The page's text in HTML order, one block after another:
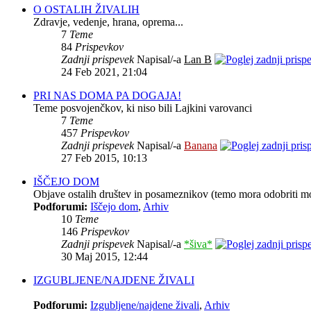
O OSTALIH ŽIVALIH
Zdravje, vedenje, hrana, oprema...
7 Teme
84 Prispevkov
Zadnji prispevekNapisal/-a Lan B
24 Feb 2021, 21:04
PRI NAS DOMA PA DOGAJA!
Teme posvojenčkov, ki niso bili Lajkini varovanci
7 Teme
457 Prispevkov
Zadnji prispevekNapisal/-a Banana
27 Feb 2015, 10:13
IŠČEJO DOM
Objave ostalih društev in posameznikov (temo mora odobriti
Podforumi: Iščejo dom, Arhiv
10 Teme
146 Prispevkov
Zadnji prispevekNapisal/-a *šiva*
30 Maj 2015, 12:44
IZGUBLJENE/NAJDENE ŽIVALI
Podforumi: Izgubljene/najdene živali, Arhiv